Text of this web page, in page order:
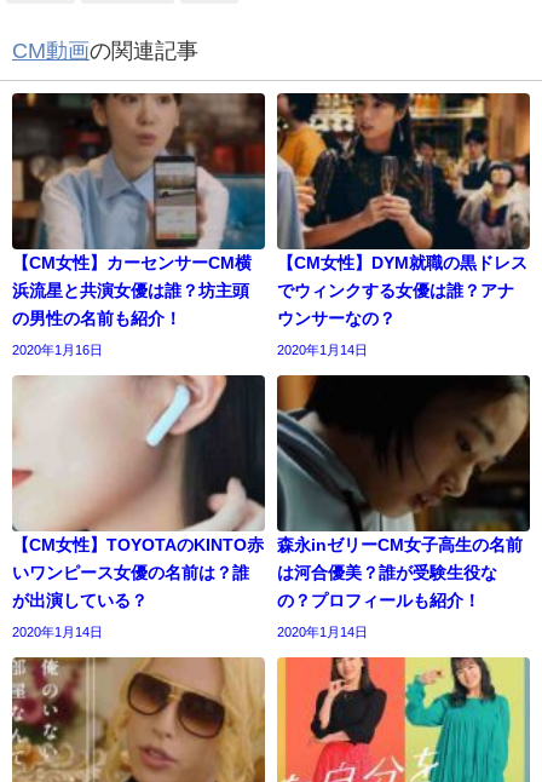
CM動画の関連記事
【CM女性】カーセンサーCM横
浜流星と共演女優は誰？坊主頭
の男性の名前も紹介！
2020年1月16日
【CM女性】DYM就職の黒ドレス
でウィンクする女優は誰？アナ
ウンサーなの？
2020年1月14日
【CM女性】TOYOTAのKINTO赤
いワンピース女優の名前は？誰
が出演している？
2020年1月14日
森永inゼリーCM女子高生の名前
は河合優美？誰が受験生役な
の？プロフィールも紹介！
2020年1月14日